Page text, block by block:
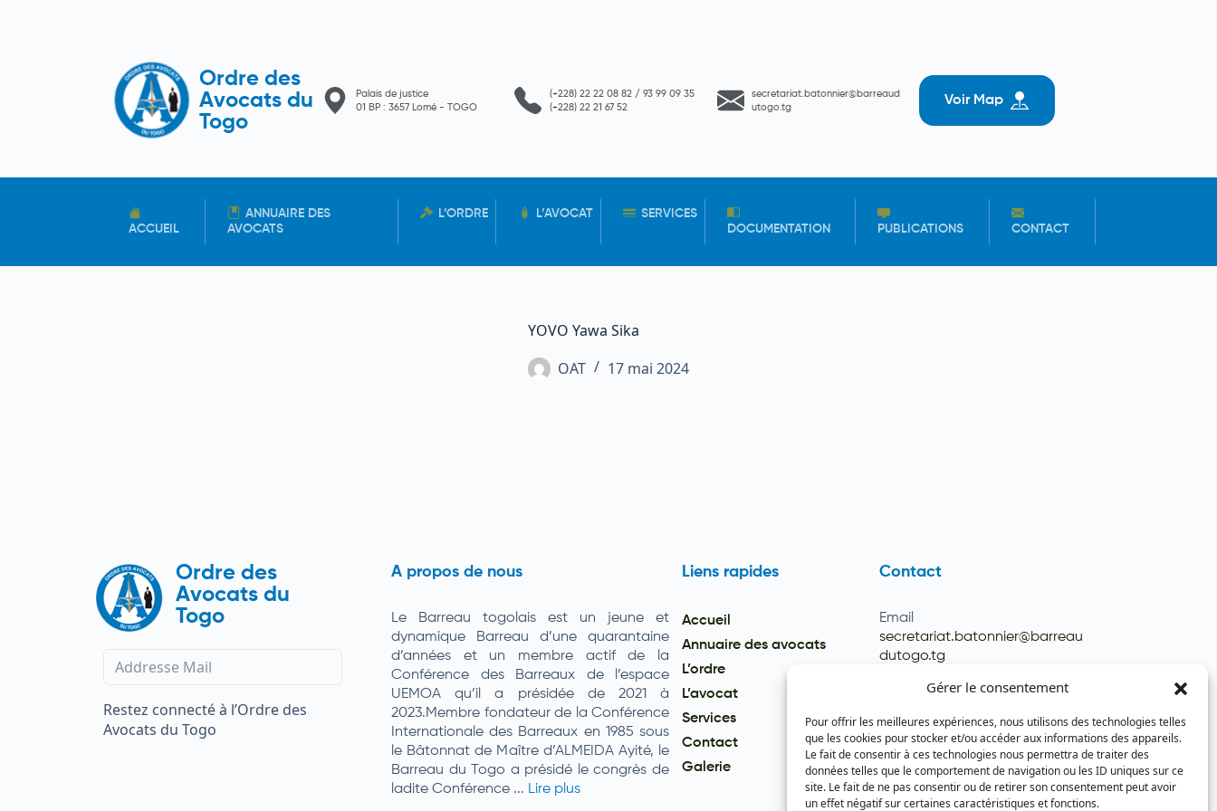
Gérer le consentement
Pour offrir les meilleures expériences, nous utilisons des technologies telles
que les cookies pour stocker et/ou accéder aux informations des appareils.
Le fait de consentir à ces technologies nous permettra de traiter des
données telles que le comportement de navigation ou les ID uniques sur ce
site. Le fait de ne pas consentir ou de retirer son consentement peut avoir
un effet négatif sur certaines caractéristiques et fonctions.
Ordre des
Avocats du
Togo
Palais de justice
01 BP : 3657 Lomé - TOGO
(+228) 22 22 08 82 / 93 99 09 35
(+228) 22 21 67 52
secretariat.batonnier@barreaud
utogo.tg
Voir Map
ACCUEIL
ANNUAIRE DES
AVOCATS
L’ORDRE L’AVOCAT
SERVICES
DOCUMENTATION
PUBLICATIONS CONTACT
YOVO Yawa Sika
OAT
17 mai 2024
Ordre des
Avocats du
Togo
Restez connecté à l’Ordre des
Avocats du Togo
A propos de nous
Le Barreau togolais est un jeune et
dynamique Barreau d’une quarantaine
d’années et un membre actif de la
Conférence des Barreaux de l’espace
UEMOA qu’il a présidée de 2021 à
2023.Membre fondateur de la Conférence
Internationale des Barreaux en 1985 sous
le Bâtonnat de Maître d’ALMEIDA Ayité, le
Barreau du Togo a présidé le congrès de
ladite Conférence ... Lire plus
Liens rapides
Accueil
Annuaire des avocats
L’ordre
L’avocat
Services
Contact
Galerie
Contact
Email
secretariat.batonnier@barreau
dutogo.tg
Téléphone
(+228) 22 21 67 52